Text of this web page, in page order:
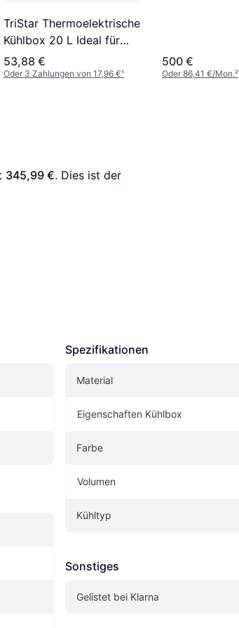
TriStar Thermoelektrische
Kühlbox 20 L Ideal für
Camping und Lange
Reisen 12- und 230-V-
53,88 €
Oder 3 Zahlungen von 17,96 €¹
500 €
Oder 86,41 €/Mon.²
345,99 €. Dies ist der
Spezifikationen
Material
Eigenschaften Kühlbox
Farbe
Volumen
Kühltyp
Sonstiges
Gelistet bei Klarna